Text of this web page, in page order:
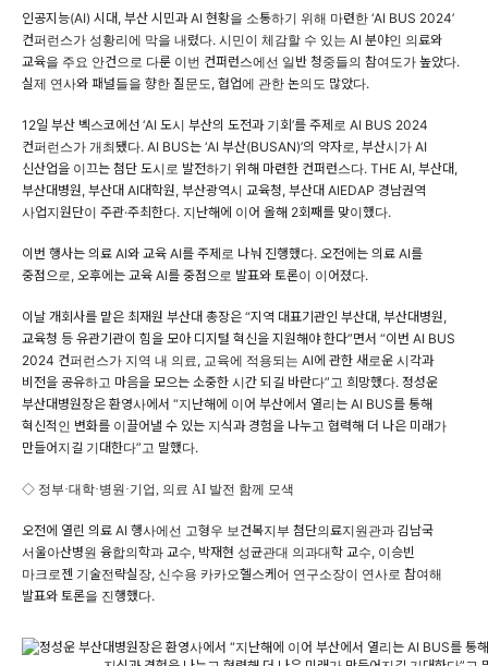
인공지능(AI) 시대, 부산 시민과 AI 현황을 소통하기 위해 마련한 ‘AI BUS 2024’
컨퍼런스가 성황리에 막을 내렸다. 시민이 체감할 수 있는 AI 분야인 의료와
교육을 주요 안건으로 다룬 이번 컨퍼런스에선 일반 청중들의 참여도가 높았다.
실제 연사와 패널들을 향한 질문도, 협업에 관한 논의도 많았다.
12일 부산 벡스코에선 ‘AI 도시 부산의 도전과 기회’를 주제로 AI BUS 2024
컨퍼런스가 개최됐다. AI BUS는 ‘AI 부산(BUSAN)’의 약자로, 부산시가 AI
신산업을 이끄는 첨단 도시로 발전하기 위해 마련한 컨퍼런스다. THE AI, 부산대,
부산대병원, 부산대 AI대학원, 부산광역시 교육청, 부산대 AIEDAP 경남권역
사업지원단이 주관·주최한다. 지난해에 이어 올해 2회째를 맞이했다.
이번 행사는 의료 AI와 교육 AI를 주제로 나눠 진행했다. 오전에는 의료 AI를
중점으로, 오후에는 교육 AI를 중점으로 발표와 토론이 이어졌다.
이날 개회사를 맡은 최재원 부산대 총장은 “지역 대표기관인 부산대, 부산대병원,
교육청 등 유관기관이 힘을 모아 디지털 혁신을 지원해야 한다”면서 “이번 AI BUS
2024 컨퍼런스가 지역 내 의료, 교육에 적용되는 AI에 관한 새로운 시각과
비전을 공유하고 마음을 모으는 소중한 시간 되길 바란다”고 희망했다. 정성운
부산대병원장은 환영사에서 “지난해에 이어 부산에서 열리는 AI BUS를 통해
혁신적인 변화를 이끌어낼 수 있는 지식과 경험을 나누고 협력해 더 나은 미래가
만들어지길 기대한다”고 말했다.
◇ 정부·대학·병원·기업, 의료 AI 발전 함께 모색
오전에 열린 의료 AI 행사에선 고형우 보건복지부 첨단의료지원관과 김남국
서울아산병원 융합의학과 교수, 박재현 성균관대 의과대학 교수, 이승빈
마크로젠 기술전략실장, 신수용 카카오헬스케어 연구소장이 연사로 참여해
발표와 토론을 진행했다.